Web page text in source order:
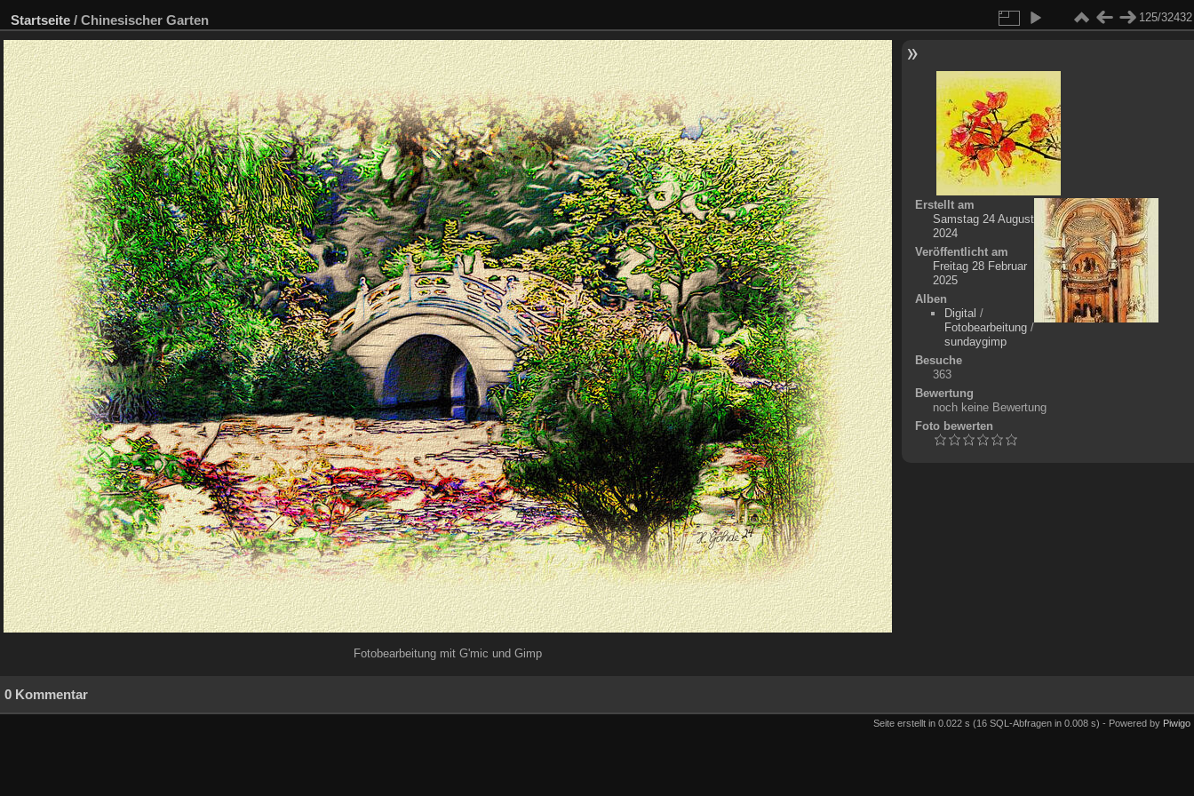
Startseite / Chinesischer Garten 125/32432
Fotobearbeitung mit G'mic und Gimp
Erstellt am
Samstag 24 August
2024
Veröffentlicht am
Freitag 28 Februar
2025
Alben
Digital /
Fotobearbeitung/
sundaygimp
Besuche
363
Bewertung
noch keine Bewertung
Foto bewerten
0 Kommentar
Seite erstellt in 0.022 s (16 SQL-Abfragen in 0.008 s) - Powered by Piwigo